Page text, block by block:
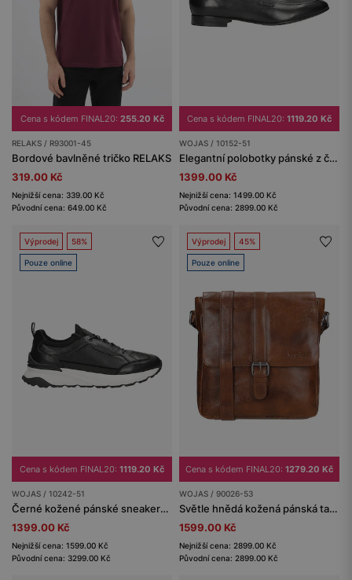
Cena s kódem FINAL20: 255.20 Kč
RELAKS / R93001-45
Bordové bavlněné tričko RELAKS
319.00 Kč
Nejnižší cena: 339.00 Kč
Původní cena: 649.00 Kč
Cena s kódem FINAL20: 1119.20 Kč
WOJAS / 10152-51
Elegantní polobotky pánské z černé hladké kůže
1399.00 Kč
Nejnižší cena: 1499.00 Kč
Původní cena: 2899.00 Kč
Výprodej 58%
Pouze online
Cena s kódem FINAL20: 1119.20 Kč
WOJAS / 10242-51
Černé kožené pánské sneakery s bílou podrážkou
1399.00 Kč
Nejnižší cena: 1599.00 Kč
Původní cena: 3299.00 Kč
Výprodej 45%
Pouze online
Cena s kódem FINAL20: 1279.20 Kč
WOJAS / 90026-53
Světle hnědá kožená pánská taška přes rameno
1599.00 Kč
Nejnižší cena: 2899.00 Kč
Původní cena: 2899.00 Kč